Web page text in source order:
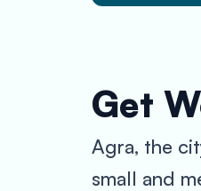
Get
Agra, the
small and